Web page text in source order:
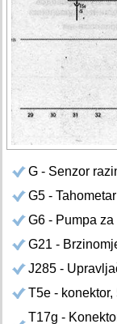
G - Senzor
G5 - Tahometar
G6 - Pumpa
G21 -
J285 -
T5e - konektor,
T17g -